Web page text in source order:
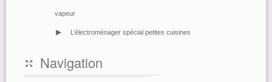
vapeur
> L’électroménager spécial petites cuisines
v Navigation